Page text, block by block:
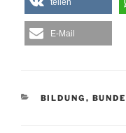
teilen
E-Mail
KATEGORIEN
BILDUNG ,